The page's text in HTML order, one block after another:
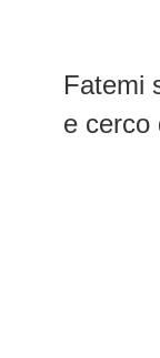
Fatemi
e cerco